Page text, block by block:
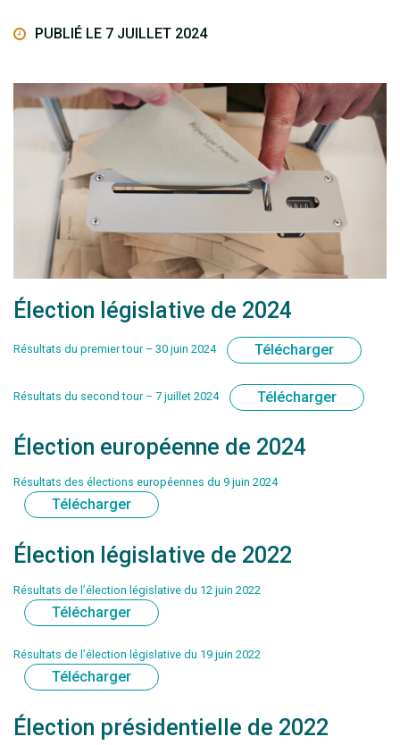
PUBLIÉ LE 7 JUILLET 2024
Élection législative de 2024
Résultats du premier tour – 30 juin 2024 Télécharger
Résultats du second tour – 7 juillet 2024 Télécharger
Élection européenne de 2024
Résultats des élections européennes du 9 juin 2024
Télécharger
Élection législative de 2022
Résultats de l’élection législative du 12 juin 2022
Télécharger
Résultats de l’élection législative du 19 juin 2022
Télécharger
Élection présidentielle de 2022